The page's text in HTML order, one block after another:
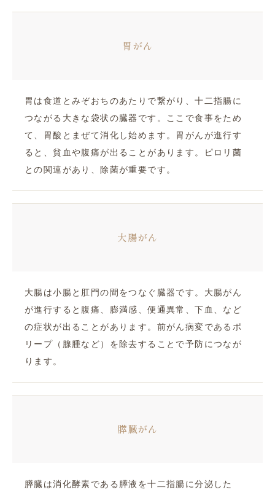
胃がん
胃は食道とみぞおちのあたりで繋がり、十二指腸に
つながる大きな袋状の臓器です。ここで食事をため
て、胃酸とまぜて消化し始めます。胃がんが進行す
ると、貧血や腹痛が出ることがあります。ピロリ菌
との関連があり、除菌が重要です。
大腸がん
大腸は小腸と肛門の間をつなぐ臓器です。大腸がん
が進行すると腹痛、膨満感、便通異常、下血、など
の症状が出ることがあります。前がん病変であるポ
リープ（腺腫など）を除去することで予防につなが
ります。
膵臓がん
膵臓は消化酵素である膵液を十二指腸に分泌した